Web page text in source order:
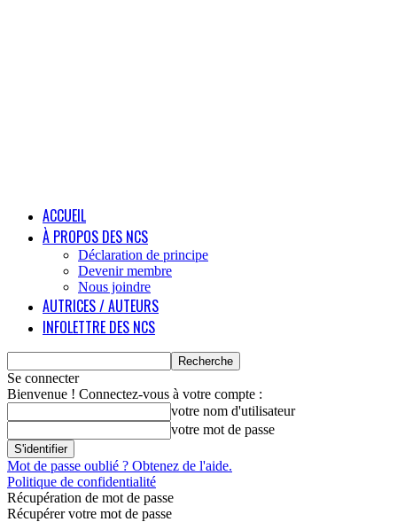
ACCUEIL
À PROPOS DES NCS
Déclaration de principe
Devenir membre
Nous joindre
AUTRICES / AUTEURS
INFOLETTRE DES NCS
Se connecter
Bienvenue ! Connectez-vous à votre compte :
votre nom d'utilisateur
votre mot de passe
Mot de passe oublié ? Obtenez de l'aide.
Politique de confidentialité
Récupération de mot de passe
Récupérer votre mot de passe